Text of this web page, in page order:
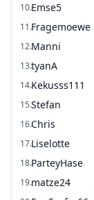
10.Emse5
11.Fragemoewe
12.Manni
13.tyanA
14.Kekusss111
15.Stefan
16.Chris
17.Liselotte
18.ParteyHase
19.matze24